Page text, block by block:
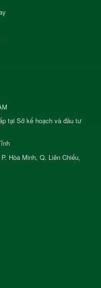
tại Sở kế hoạch và đầu tư
Hòa Minh, Q. Liên Chiểu,